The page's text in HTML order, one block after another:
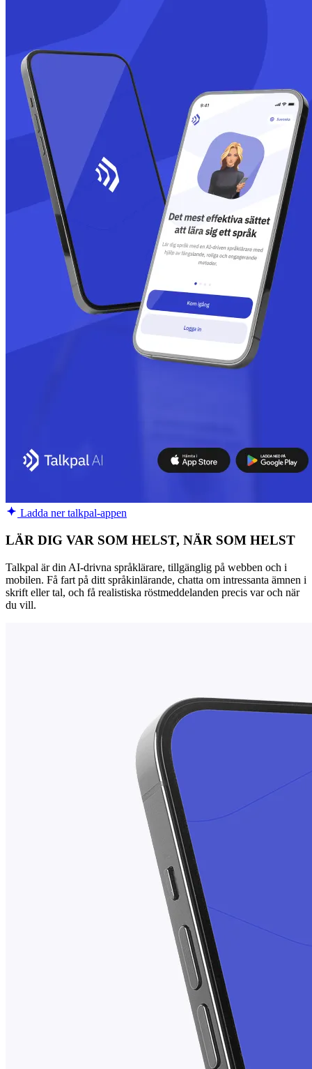
Ladda ner talkpal-appen
LÄR DIG VAR SOM HELST, NÄR SOM HELST
Talkpal är din AI-drivna språklärare, tillgänglig på webben och i
mobilen. Få fart på ditt språkinlärande, chatta om intressanta ämnen i
skrift eller tal, och få realistiska röstmeddelanden precis var och när
du vill.